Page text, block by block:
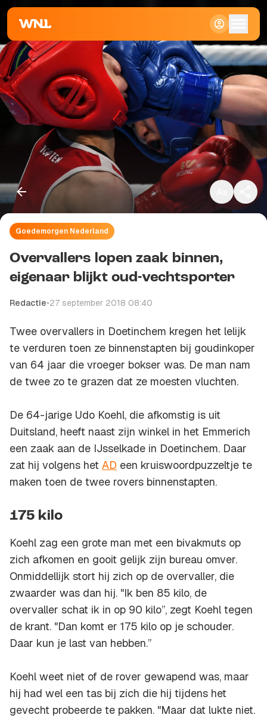
Klein
Standaard
Groot
Goedemorgen Nederland
Overvallers lopen zaak binnen,
eigenaar blijkt oud-vechtsporter
Redactie•27 september 2018 08:40
Twee overvallers in Doetinchem kregen het lelijk
te verduren toen ze binnenstapten bij goudinkoper
van 64 jaar die vroeger bokser was. De man nam
de twee zo te grazen dat ze moesten vluchten.
De 64-jarige Udo Koehl, die afkomstig is uit
Duitsland, heeft naast zijn winkel in het Emmerich
een zaak aan de IJsselkade in Doetinchem. Daar
zat hij volgens het AD een kruiswoordpuzzeltje te
maken toen de twee rovers binnenstapten.
175 kilo
Koehl zag een grote man met een bivakmuts op
zich afkomen en gooit gelijk zijn bureau omver.
Onmiddellijk stort hij zich op de overvaller, die
zwaarder was dan hij. "Ik ben 85 kilo, de
overvaller schat ik in op 90 kilo’’, zegt Koehl tegen
de krant. "Dan komt er 175 kilo op je schouder.
Daar kun je last van hebben.’’
Koehl weet niet of de rover gewapend was, maar
hij had wel een tas bij zich die hij tijdens het
gevecht probeerde te pakken. "Maar dat lukte niet.